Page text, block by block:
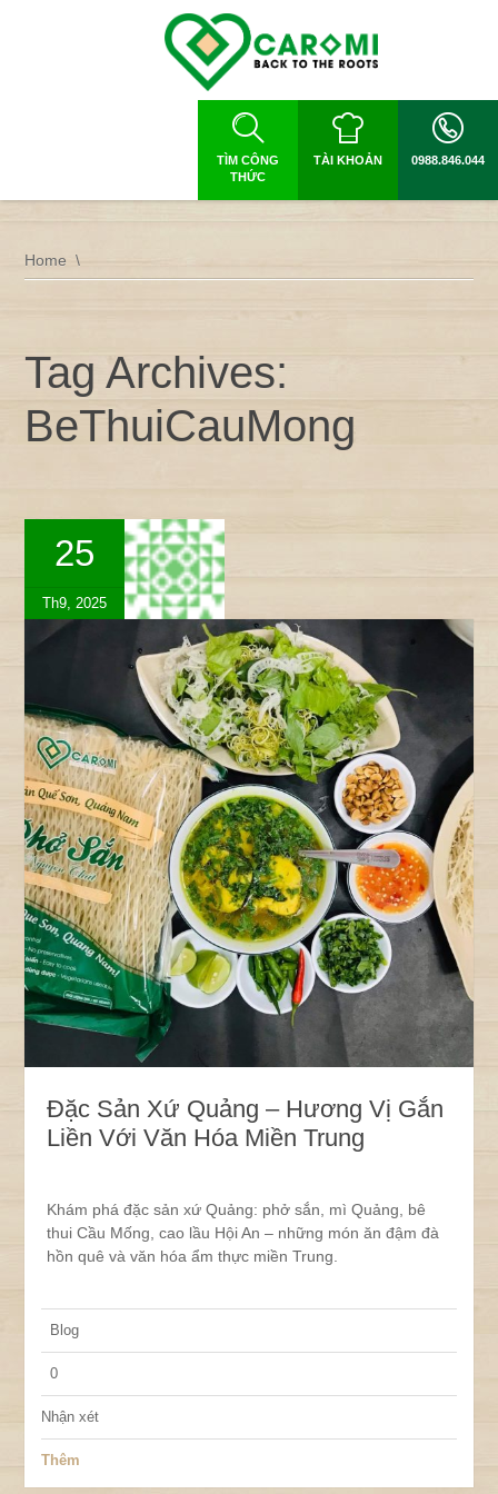
TÌM CÔNG
THỨC
TÀI KHOẢN 0988.846.044
Home
Tag Archives:
BeThuiCauMong
25
Th9, 2025
Đặc Sản Xứ Quảng – Hương Vị Gắn
Liền Với Văn Hóa Miền Trung
Khám phá đặc sản xứ Quảng: phở sắn, mì Quảng, bê
thui Cầu Mống, cao lầu Hội An – những món ăn đậm đà
hồn quê và văn hóa ẩm thực miền Trung.
Blog
0
Nhận xét
Thêm